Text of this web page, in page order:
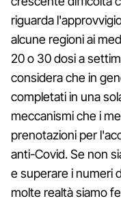
riguarda
alcune regioni ai
20 o 30 dosi a
considera che in
completati in una
meccanismi che i
prenotazioni per
anti-Covid. Se non
e superare i numeri
molte realtà siamo